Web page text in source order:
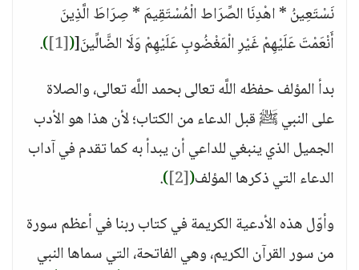
نَسْتَعِينُ * اهْدِنَا الصِّرَاط الْمُسْتَقِيمَ * صِرَاطَ الَّذِينَ
أَنْعَمْتَ عَلَيْهِمْ غَيْرِ الْمَغْضُوبِ عَلَيْهِمْ وَلَا الضَّالِّينَ[(
[1]
)
.
بدأ المؤلف حفظه اللَّه تعالى بحمد اللَّه تعالى، والصلاة
على النبي ﷺ قبل الدعاء من الكتاب؛ لأن هذا هو الأدب
الجميل الذي ينبغي للداعي أن يبدأ به كما تقدم في آداب
الدعاء التي ذكرها المؤلف(
[2]
)
.
وأوّل هذه الأدعية الكريمة في كتاب ربنا في أعظم سورة
من سور القرآن الكريم، وهي الفاتحة، التي سماها النبي